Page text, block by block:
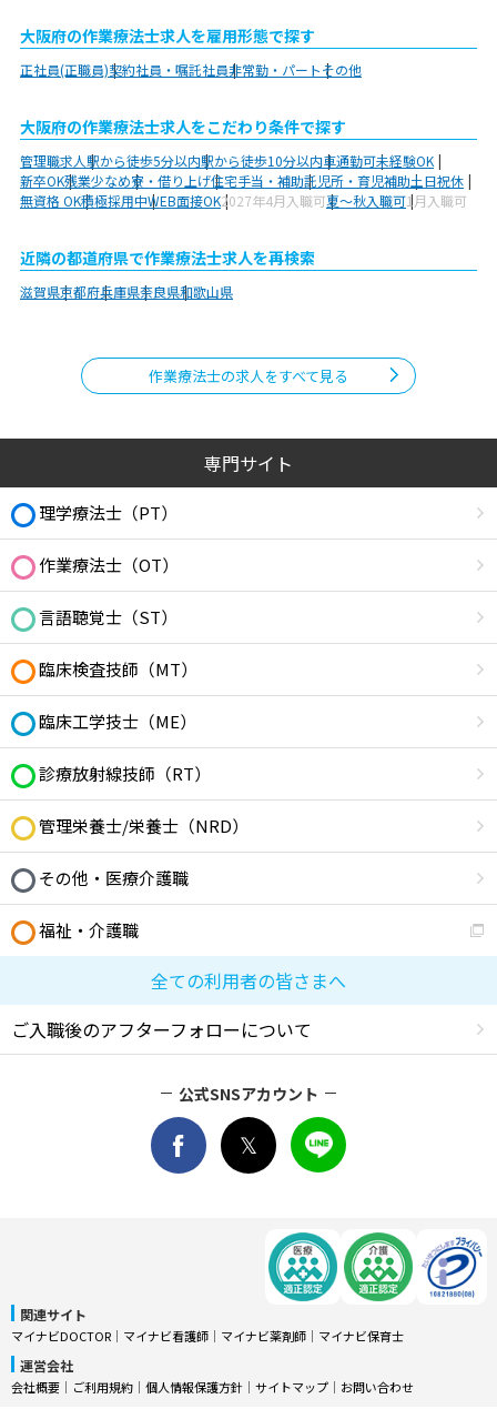
大阪府の作業療法士求人を雇用形態で探す
正社員(正職員)契約社員・嘱託社員非常勤・パートその他
大阪府の作業療法士求人をこだわり条件で探す
管理職求人駅から徒歩5分以内駅から徒歩10分以内車通勤可未経験OK
新卒OK残業少なめ寮・借り上げ住宅手当・補助託児所・育児補助土日祝休
無資格 OK積極採用中WEB面接OK2027年4月入職可夏～秋入職可1月入職可
近隣の都道府県で作業療法士求人を再検索
滋賀県京都府兵庫県奈良県和歌山県
作業療法士の求人をすべて見る
専門サイト
理学療法士（PT）
作業療法士（OT）
言語聴覚士（ST）
臨床検査技師（MT）
臨床工学技士（ME）
診療放射線技師（RT）
管理栄養士/栄養士（NRD）
その他・医療介護職
福祉・介護職
全ての利用者の皆さまへ
ご入職後のアフターフォローについて
公式SNSアカウント
関連サイト
マイナビDOCTOR │ マイナビ看護師 │ マイナビ薬剤師 │ マイナビ保育士
運営会社
会社概要 │ ご利用規約 │ 個人情報保護方針 │ サイトマップ │ お問い合わせ